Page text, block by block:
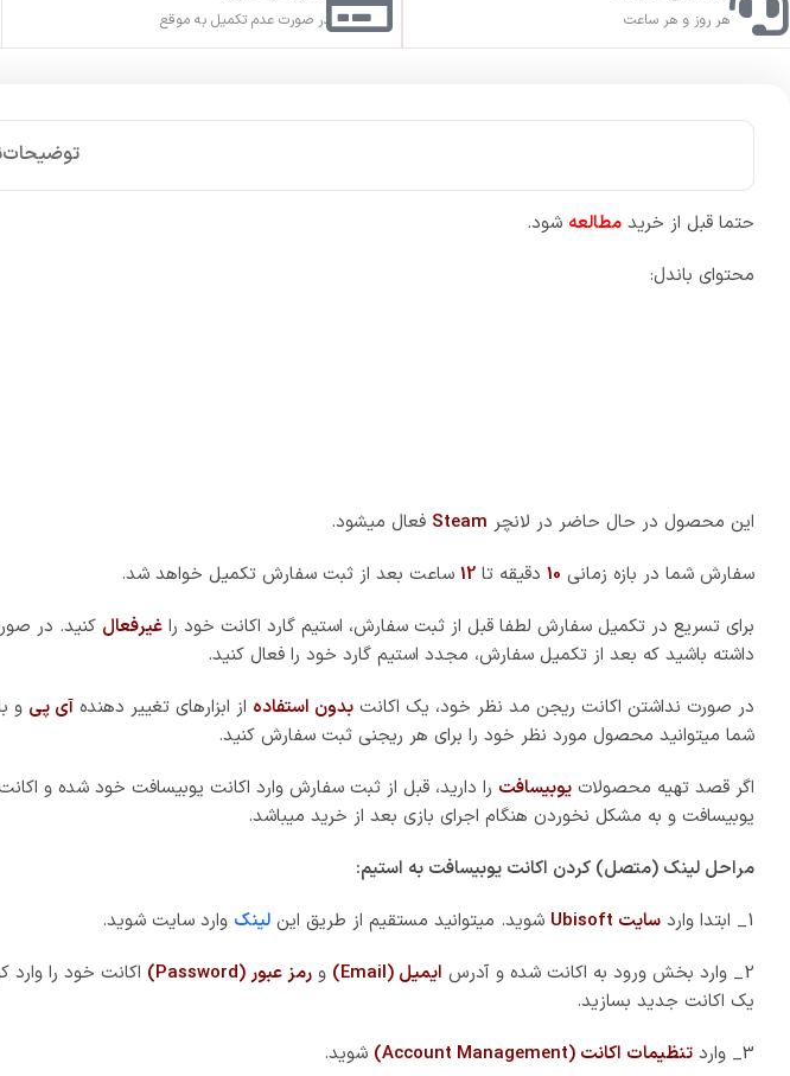
هر روز و هر ساعت در صورت عدم تکمیل به موقع
توضیحات
حتما قبل از خرید مطالعه شود.
محتوای باندل:
این محصول در حال حاضر در لانچر Steam فعال میشود.
سفارش شما در بازه زمانی 10 دقیقه تا 12 ساعت بعد از ثبت سفارش تکمیل خواهد شد.
برای تسریع در تکمیل سفارش لطفا قبل از ثبت سفارش، استیم گارد اکانت خود را غیرفعال کنید. در
داشته باشید که بعد از تکمیل سفارش، مجدد استیم گارد خود را فعال کنید.
در صورت نداشتن اکانت ریجن مد نظر خود، یک اکانت بدون استفاده از ابزارهای تغییر دهنده آی پی و
شما میتوانید محصول مورد نظر خود را برای هر ریجنی ثبت سفارش کنید.
اگر قصد تهیه محصولات یوبیسافت را دارید، قبل از ثبت سفارش وارد اکانت یوبیسافت خود شده و
یوبیسافت و به مشکل نخوردن هنگام اجرای بازی بعد از خرید میباشد.
مراحل لینک (متصل) کردن اکانت یوبیسافت به استیم:
1_ ابتدا وارد
سایت Ubisoft شوید. میتوانید مستقیم از طریق این لینک وارد سایت شوید.
2_ وارد بخش ورود به اکانت شده و آدرس
ایمیل (Email) و رمز عبور (Password) اکانت خود را وارد
یک اکانت جدید بسازید.
3_ وارد
تنظیمات اکانت (Account Management)
شوید.